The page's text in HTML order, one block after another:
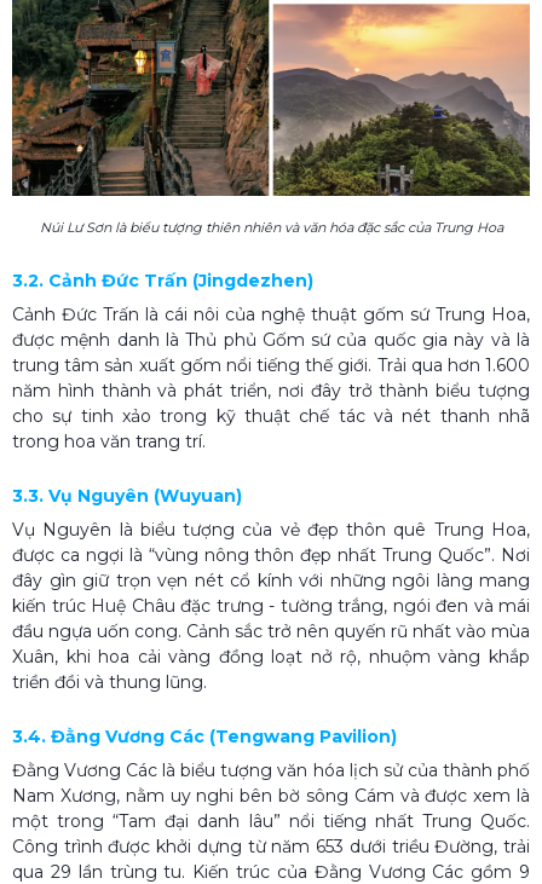
Núi Lư Sơn là biểu tượng thiên nhiên và văn hóa đặc sắc của Trung Hoa
3.2. Cảnh Đức Trấn (Jingdezhen)
Cảnh Đức Trấn là cái nôi của nghệ thuật gốm sứ Trung Hoa,
được mệnh danh là Thủ phủ Gốm sứ của quốc gia này và là
trung tâm sản xuất gốm nổi tiếng thế giới. Trải qua hơn 1.600
năm hình thành và phát triển, nơi đây trở thành biểu tượng
cho sự tinh xảo trong kỹ thuật chế tác và nét thanh nhã
trong hoa văn trang trí.
3.3. Vụ Nguyên (Wuyuan)
Vụ Nguyên là biểu tượng của vẻ đẹp thôn quê Trung Hoa,
được ca ngợi là “vùng nông thôn đẹp nhất Trung Quốc”. Nơi
đây gìn giữ trọn vẹn nét cổ kính với những ngôi làng mang
kiến trúc Huệ Châu đặc trưng - tường trắng, ngói đen và mái
đầu ngựa uốn cong. Cảnh sắc trở nên quyến rũ nhất vào mùa
Xuân, khi hoa cải vàng đồng loạt nở rộ, nhuộm vàng khắp
triền đồi và thung lũng.
3.4. Đằng Vương Các (Tengwang Pavilion)
Đằng Vương Các là biểu tượng văn hóa lịch sử của thành phố
Nam Xương, nằm uy nghi bên bờ sông Cám và được xem là
một trong “Tam đại danh lâu” nổi tiếng nhất Trung Quốc.
Công trình được khởi dựng từ năm 653 dưới triều Đường, trải
qua 29 lần trùng tu. Kiến trúc của Đằng Vương Các gồm 9